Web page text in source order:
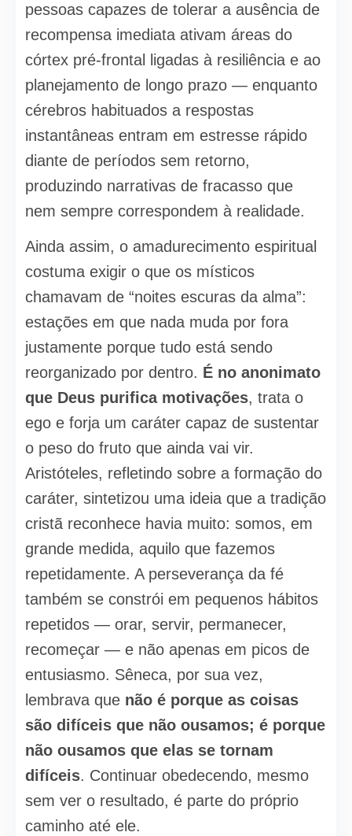
pessoas capazes de tolerar a ausência de
recompensa imediata ativam áreas do
córtex pré-frontal ligadas à resiliência e ao
planejamento de longo prazo — enquanto
cérebros habituados a respostas
instantâneas entram em estresse rápido
diante de períodos sem retorno,
produzindo narrativas de fracasso que
nem sempre correspondem à realidade.
Ainda assim, o amadurecimento espiritual
costuma exigir o que os místicos
chamavam de “noites escuras da alma”:
estações em que nada muda por fora
justamente porque tudo está sendo
reorganizado por dentro. É no anonimato
que Deus purifica motivações, trata o
ego e forja um caráter capaz de sustentar
o peso do fruto que ainda vai vir.
Aristóteles, refletindo sobre a formação do
caráter, sintetizou uma ideia que a tradição
cristã reconhece havia muito: somos, em
grande medida, aquilo que fazemos
repetidamente. A perseverança da fé
também se constrói em pequenos hábitos
repetidos — orar, servir, permanecer,
recomeçar — e não apenas em picos de
entusiasmo. Sêneca, por sua vez,
lembrava que não é porque as coisas
são difíceis que não ousamos; é porque
não ousamos que elas se tornam
difíceis. Continuar obedecendo, mesmo
sem ver o resultado, é parte do próprio
caminho até ele.